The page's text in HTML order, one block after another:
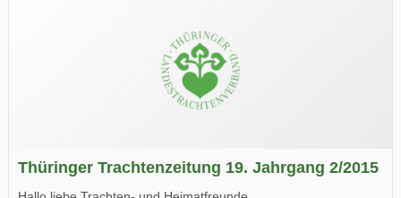
Thüringer Trachtenzeitung 19. Jahrgang 2/2015